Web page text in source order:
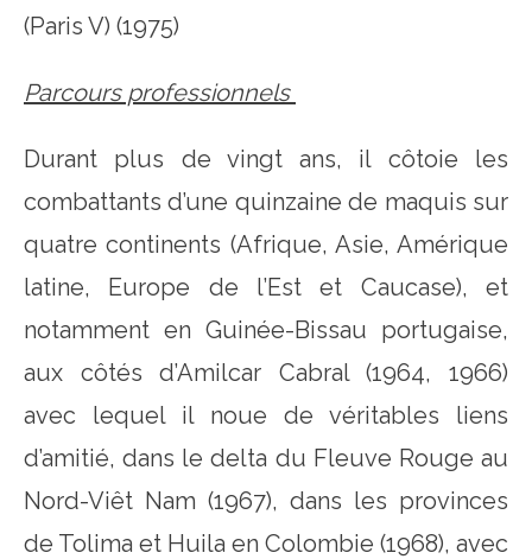
(Paris V) (1975)
Parcours professionnels
Durant plus de vingt ans, il côtoie les
combattants d’une quinzaine de maquis sur
quatre continents (Afrique, Asie, Amérique
latine, Europe de l’Est et Caucase), et
notamment en Guinée-Bissau portugaise,
aux côtés d’Amilcar Cabral (1964, 1966)
avec lequel il noue de véritables liens
d’amitié, dans le delta du Fleuve Rouge au
Nord-Viêt Nam (1967), dans les provinces
de Tolima et Huila en Colombie (1968), avec